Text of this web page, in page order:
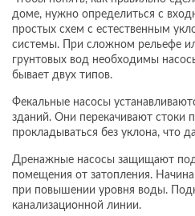
доме, нужно определиться с
простых схем с естественным
системы. При сложном рельефе
грунтовых вод необходимы
бывает двух типов.
Фекальные насосы
зданий. Они перекачивают стоки
прокладываться без уклона, что
Дренажные насосы защищают
помещения от затопления.
при повышении уровня воды.
канализационной линии.